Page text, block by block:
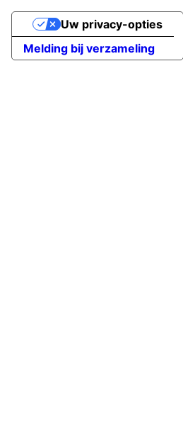
Melding bij verzameling
Uw privacy-opties